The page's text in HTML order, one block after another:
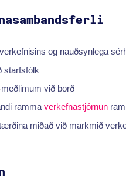
og nauðsynlega
starfsfólk
við borð
rammaverkefnastjórnun
miðað við markmið